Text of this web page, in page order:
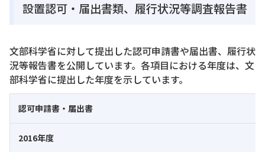
設置認可・届出書類、履行状況等調査報告書
文部科学省に対して提出した認可申請書や届出書、履行状
況等報告書を公開しています。各項目における年度は、文
部科学省に提出した年度を示しています。
認可申請書・届出書
2016年度